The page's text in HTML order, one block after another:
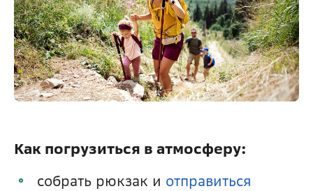
Как погрузиться в атмосферу:
собрать рюкзак и отправиться